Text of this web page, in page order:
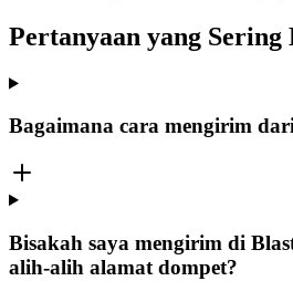
Pertanyaan yang Sering
Bagaimana cara mengirim
Bisakah saya mengirim di
alih-alih alamat dompet?